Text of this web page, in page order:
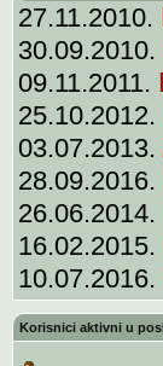
27.11.2010.
30.09.2010.
09.11.2011.
25.10.2012.
03.07.2013.
28.09.2016.
26.06.2014.
16.02.2015.
10.07.2016.
Korisnici aktivni u